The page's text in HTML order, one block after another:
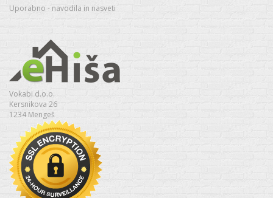
Uporabno - navodila in nasveti
Vokabi d.o.o.
Kersnikova 26
1234 Mengeš